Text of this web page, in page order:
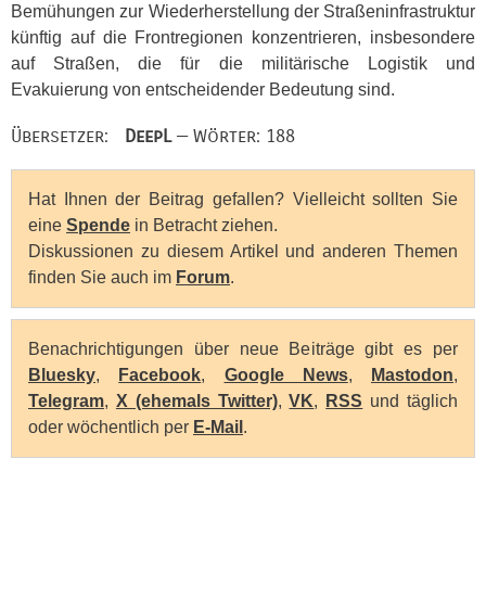
Bemühungen zur Wiederherstellung der Straßeninfrastruktur
künftig auf die Frontregionen konzentrieren, insbesondere
auf Straßen, die für die militärische Logistik und
Evakuierung von entscheidender Bedeutung sind.
Übersetzer: DeepL— Wörter: 188
Hat Ihnen der Beitrag gefallen? Vielleicht sollten Sie
eine Spende in Betracht ziehen.
Diskussionen zu diesem Artikel und anderen Themen
finden Sie auch im Forum.
Benachrichtigungen über neue Beiträge gibt es per
Bluesky, Facebook, Google News, Mastodon,
Telegram, X (ehemals Twitter),VK, RSS und täglich
oder wöchentlich per E-Mail .